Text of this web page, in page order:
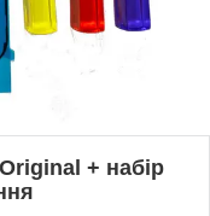
+ набір